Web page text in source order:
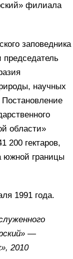
филиала
заповедника
председатель
научных
области»
200 гектаров,
южной границы
1991 года.
—
2010